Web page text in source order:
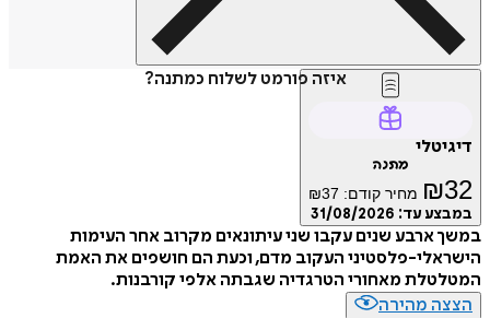
איזה פורמט לשלוח כמתנה?
דיגיטלי
מתנה
₪32 מחיר קודם: ₪37
במבצע עד: 31/08/2026
במשך ארבע שנים עקבו שני עיתונאים מקרוב אחר העימות
הישראלי-פלסטיני העקוב מדם, וכעת הם חושפים את האמת
המטלטלת מאחורי הטרגדיה שגבתה אלפי קורבנות.
הצצה מהירה